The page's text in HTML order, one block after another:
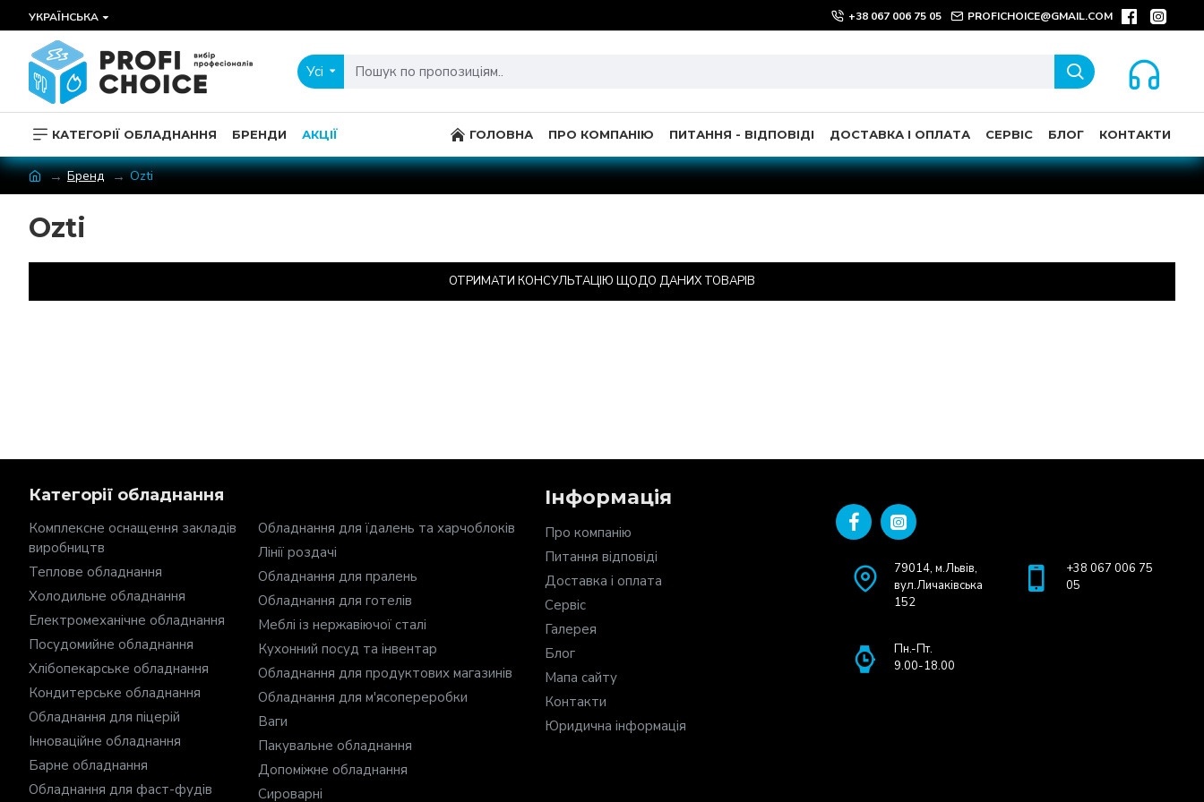
УКРАЇНСЬКА +38 067 006 75 05 PROFICHOICE@GMAIL.COM
Усі
КАТЕГОРІЇ ОБЛАДНАННЯ БРЕНДИ АКЦІЇ ГОЛОВНА ПРО КОМПАНІЮ ПИТАННЯ - ВІДПОВІДІ ДОСТАВКА І ОПЛАТА СЕРВІС БЛОГ КОНТАКТИ
Бренд Ozti
Ozti
ОТРИМАТИ КОНСУЛЬТАЦІЮ ЩОДО ДАНИХ ТОВАРІВ
Категорії обладнання
Комплексне оснащення закладів
виробництв
Теплове обладнання
Холодильне обладнання
Електромеханічне обладнання
Посудомийне обладнання
Хлібопекарське обладнання
Кондитерське обладнання
Обладнання для піцерій
Інноваційне обладнання
Барне обладнання
Обладнання для фаст-фудів
Обладнання для їдалень та харчоблоків
Лінії роздачі
Обладнання для пралень
Обладнання для готелів
Меблі із нержавіючої сталі
Кухонний посуд та інвентар
Обладнання для продуктових магазинів
Обладнання для м'ясопереробки
Ваги
Пакувальне обладнання
Допоміжне обладнання
Сироварні
Інформація
Про компанію
Питання відповіді
Доставка і оплата
Сервіс
Галерея
Блог
Мапа сайту
Контакти
Юридична інформація
79014, м.Львів,
вул.Личаківська
152
+38 067 006 75
05
Пн.-Пт.
9.00-18.00